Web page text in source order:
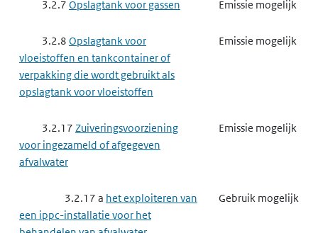
3.2.7 Opslagtank voor gassen Emissie mogelijk
3.2.8 Opslagtank voor
vloeistoffen en tankcontainer of
verpakking die wordt gebruikt als
opslagtank voor vloeistoffen
Emissie mogelijk
3.2.17 Zuiveringsvoorziening
voor ingezameld of afgegeven
afvalwater
Emissie mogelijk
3.2.17 a het exploiteren van
een ippc-installatie voor het
Gebruik mogelijk